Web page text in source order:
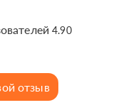
4.90
отзыв